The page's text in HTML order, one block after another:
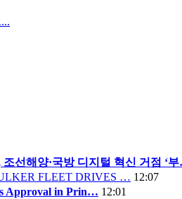
조선해양·국방 디지털 혁신 거점 ‘
FLEET DRIVES … 12:07
Approval in Prin… 12:01